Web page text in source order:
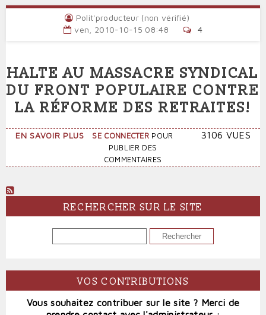
DE
RÉFORME
RETRAITES
Polit'producteur (non vérifié)
ven, 2010-10-15 08:48
4
HALTE AU MASSACRE SYNDICAL
DU FRONT POPULAIRE CONTRE
LA RÉFORME DES RETRAITES!
EN SAVOIR PLUS SUR
HALTE
DU
FRONT
POPULAIRE
CONTRE
LA
RETRAITES!
SE CONNECTER POUR
PUBLIER DES
COMMENTAIRES
3106 VUES
RECHERCHER SUR LE SITE
RECHERCHER
VOS CONTRIBUTIONS
Vous souhaitez contribuer sur le site ? Merci de